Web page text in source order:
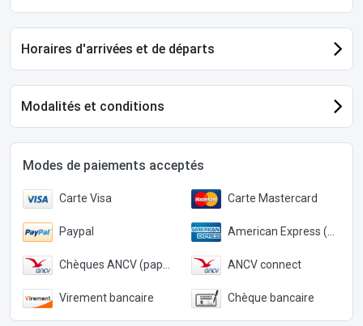
Horaires d'arrivées et de départs
Modalités et conditions
Modes de paiements acceptés
Carte Visa Carte Mastercard
Paypal American Express (Paypal)
Chèques ANCV (papier) ANCV connect
Virement bancaire Chèque bancaire